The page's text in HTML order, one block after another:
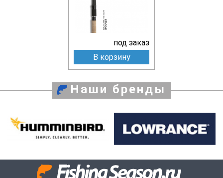
под заказ
В корзину
Наши бренды